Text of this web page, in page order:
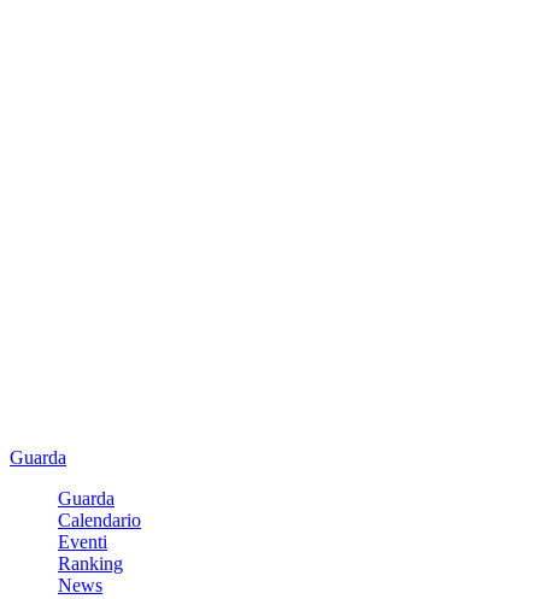
Guarda
Guarda
Calendario
Eventi
Ranking
News